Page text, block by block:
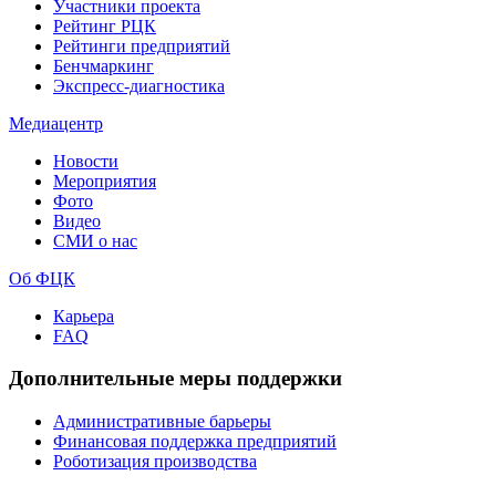
Участники проекта
Рейтинг РЦК
Рейтинги предприятий
Бенчмаркинг
Экспресс-диагностика
Медиацентр
Новости
Мероприятия
Фото
Видео
СМИ о нас
Об ФЦК
Карьера
FAQ
Дополнительные меры поддержки
Административные барьеры
Финансовая поддержка предприятий
Роботизация производства